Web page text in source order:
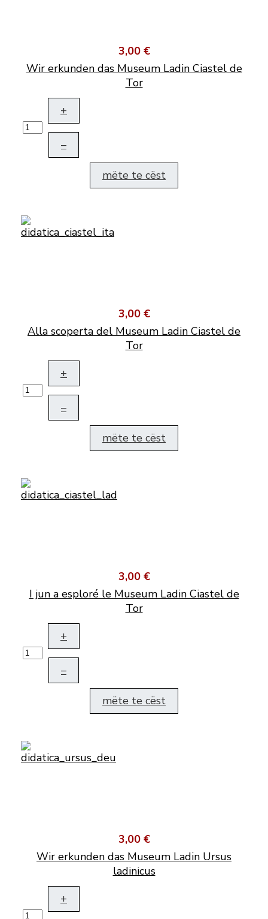
3,00 €
Wir erkunden das Museum Ladin Ciastel de
Tor
+
–
mëte te cëst
3,00 €
Alla scoperta del Museum Ladin Ciastel de
Tor
+
–
mëte te cëst
3,00 €
I jun a esploré le Museum Ladin Ciastel de
Tor
+
–
mëte te cëst
3,00 €
Wir erkunden das Museum Ladin Ursus
ladinicus
+